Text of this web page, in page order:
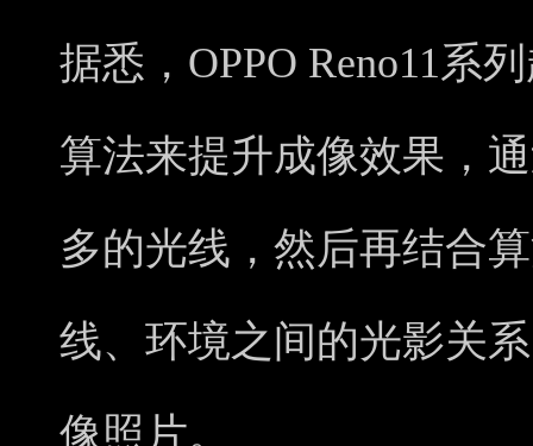
据悉，OPPO Reno11系
算法来提升成像效果，
多的光线，然后再结合
线、环境之间的光影关
像照片。